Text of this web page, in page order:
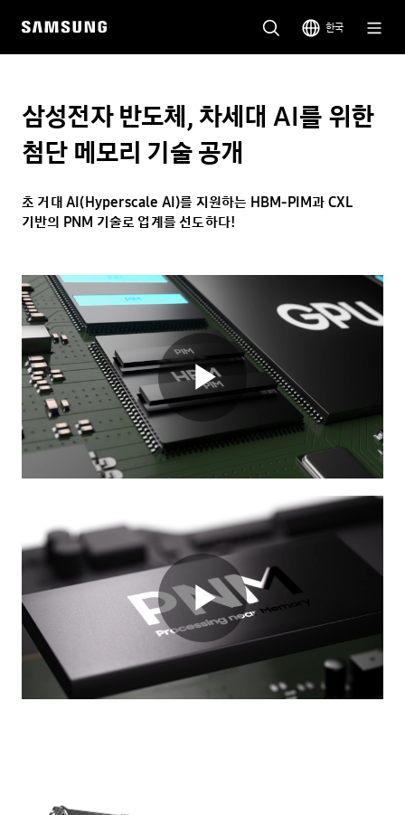
한국
삼성전자 반도체, 차세대 AI를 위한
첨단 메모리 기술 공개
초 거대 AI(Hyperscale AI)를 지원하는 HBM-PIM과 CXL
기반의 PNM 기술로 업계를 선도하다!